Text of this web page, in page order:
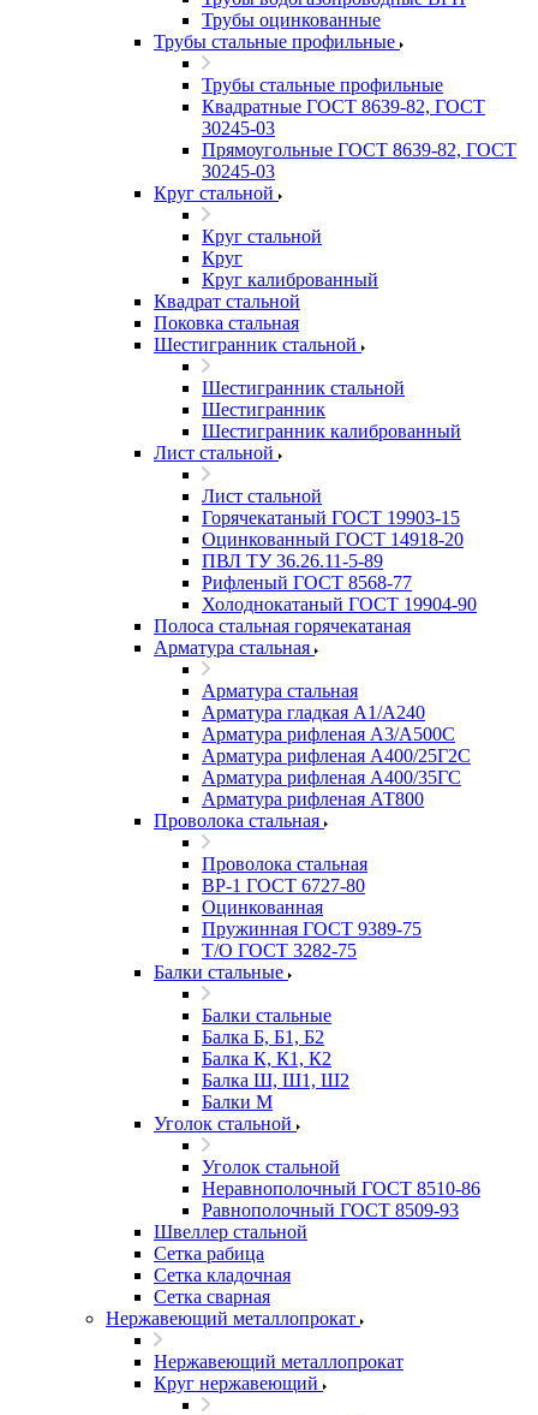
Трубы оцинкованные
Трубы стальные профильные
Трубы стальные профильные
Квадратные ГОСТ 8639-82, ГОСТ
30245-03
Прямоугольные ГОСТ 8639-82, ГОСТ
30245-03
Круг стальной
Круг стальной
Круг
Круг калиброванный
Квадрат стальной
Поковка стальная
Шестигранник стальной
Шестигранник стальной
Шестигранник
Шестигранник калиброванный
Лист стальной
Лист стальной
Горячекатаный ГОСТ 19903-15
Оцинкованный ГОСТ 14918-20
ПВЛ ТУ 36.26.11-5-89
Рифленый ГОСТ 8568-77
Холоднокатаный ГОСТ 19904-90
Полоса стальная горячекатаная
Арматура стальная
Арматура стальная
Арматура гладкая А1/А240
Арматура рифленая А3/А500С
Арматура рифленая А400/25Г2С
Арматура рифленая А400/35ГС
Арматура рифленая АТ800
Проволока стальная
Проволока стальная
ВР-1 ГОСТ 6727-80
Оцинкованная
Пружинная ГОСТ 9389-75
Т/О ГОСТ 3282-75
Балки стальные
Балки стальные
Балка Б, Б1, Б2
Балка К, К1, К2
Балка Ш, Ш1, Ш2
Балки М
Уголок стальной
Уголок стальной
Неравнополочный ГОСТ 8510-86
Равнополочный ГОСТ 8509-93
Швеллер стальной
Сетка рабица
Сетка кладочная
Сетка сварная
Нержавеющий металлопрокат
Нержавеющий металлопрокат
Круг нержавеющий